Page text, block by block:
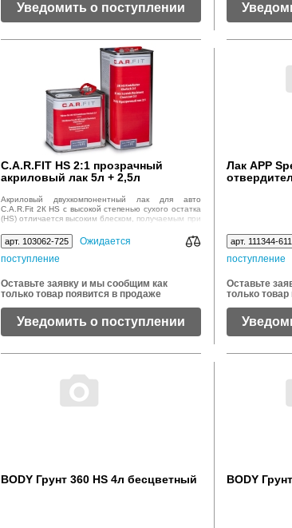
Уведомить о поступлении
C.A.R.FIT HS 2:1 прозрачный
акриловый лак 5л + 2,5л
Акриловый двухкомпонентный лак для авто
C.A.R.Fit 2К HS с высокой степенью сухого остатка
(HS) отличается высоким блеском, получаемым при
поверхности.
арт. 103062-725
Ожидается
поступление
Оставьте заявку и мы сообщим как
только товар появится в продаже
Уведомить о поступлении
Лак APP
арт. 111344-
поступление
Оставьте
только
BODY Грунт 360 HS 4л беcцветный BODY